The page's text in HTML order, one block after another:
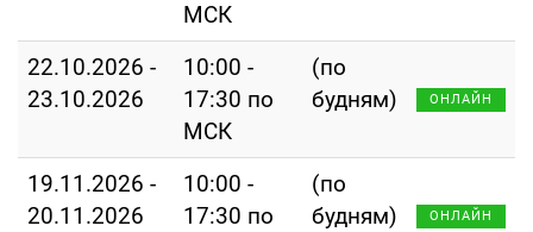
МСК
22.10.2026 -
23.10.2026
10:00 -
17:30 по
МСК
(по
будням)
ОНЛАЙН
19.11.2026 -
20.11.2026
10:00 -
17:30 по
(по
будням)
ОНЛАЙН